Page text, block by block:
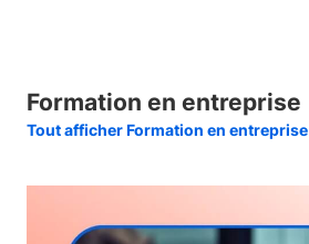
Formation en entreprise
Tout afficher Formation en entreprise